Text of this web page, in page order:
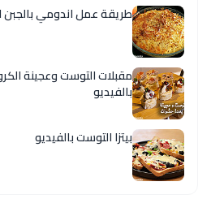
طريقة عمل اندومي بالجبن
مقبلات التوست وعجينة
بالفيديو
بيتزا التوست بالفيديو